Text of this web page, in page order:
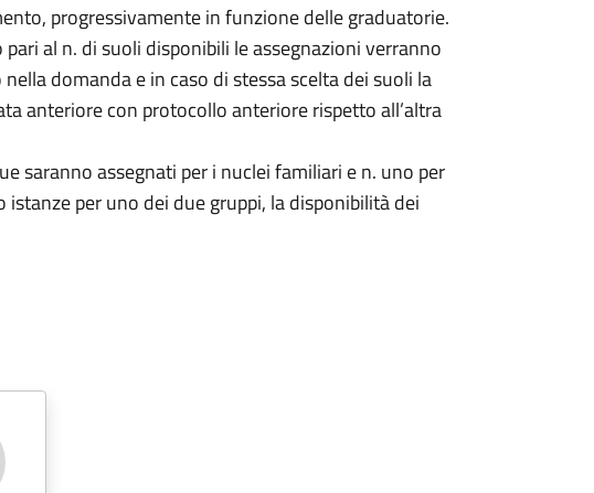
progressivamente in funzione delle graduatorie.
al n. di suoli disponibili le assegnazioni verranno
domanda e in caso di stessa scelta dei suoli la
anteriore con protocollo anteriore rispetto all’altra
saranno assegnati per i nuclei familiari e n. uno per
per uno dei due gruppi, la disponibilità dei